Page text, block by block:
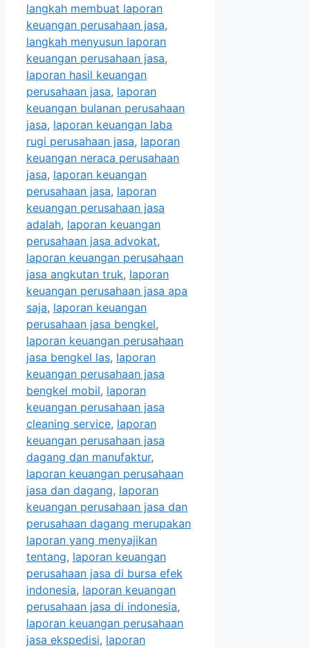
langkah membuat laporan
keuangan perusahaan jasa,
langkah menyusun laporan
keuangan perusahaan jasa,
laporan hasil keuangan
perusahaan jasa, laporan
keuangan bulanan perusahaan
jasa, laporan keuangan laba
rugi perusahaan jasa, laporan
keuangan neraca perusahaan
jasa, laporan keuangan
perusahaan jasa, laporan
keuangan perusahaan jasa
adalah, laporan keuangan
perusahaan jasa advokat,
laporan keuangan perusahaan
jasa angkutan truk, laporan
keuangan perusahaan jasa apa
saja, laporan keuangan
perusahaan jasa bengkel,
laporan keuangan perusahaan
jasa bengkel las, laporan
keuangan perusahaan jasa
bengkel mobil, laporan
keuangan perusahaan jasa
cleaning service, laporan
keuangan perusahaan jasa
dagang dan manufaktur,
laporan keuangan perusahaan
jasa dan dagang, laporan
keuangan perusahaan jasa dan
perusahaan dagang merupakan
laporan yang menyajikan
tentang, laporan keuangan
perusahaan jasa di bursa efek
indonesia, laporan keuangan
perusahaan jasa di indonesia,
laporan keuangan perusahaan
jasa ekspedisi, laporan